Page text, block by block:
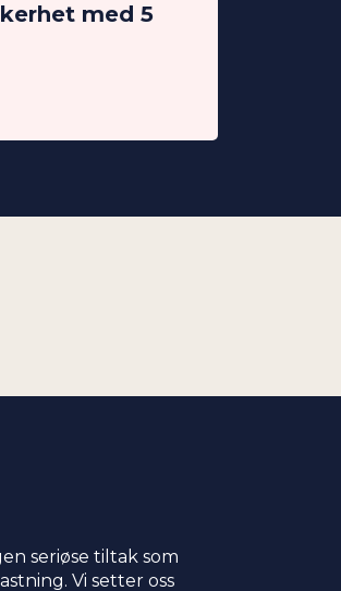
med 5
seriøse tiltak som
Vi setter oss